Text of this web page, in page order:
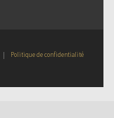
| Politique de confidentialité